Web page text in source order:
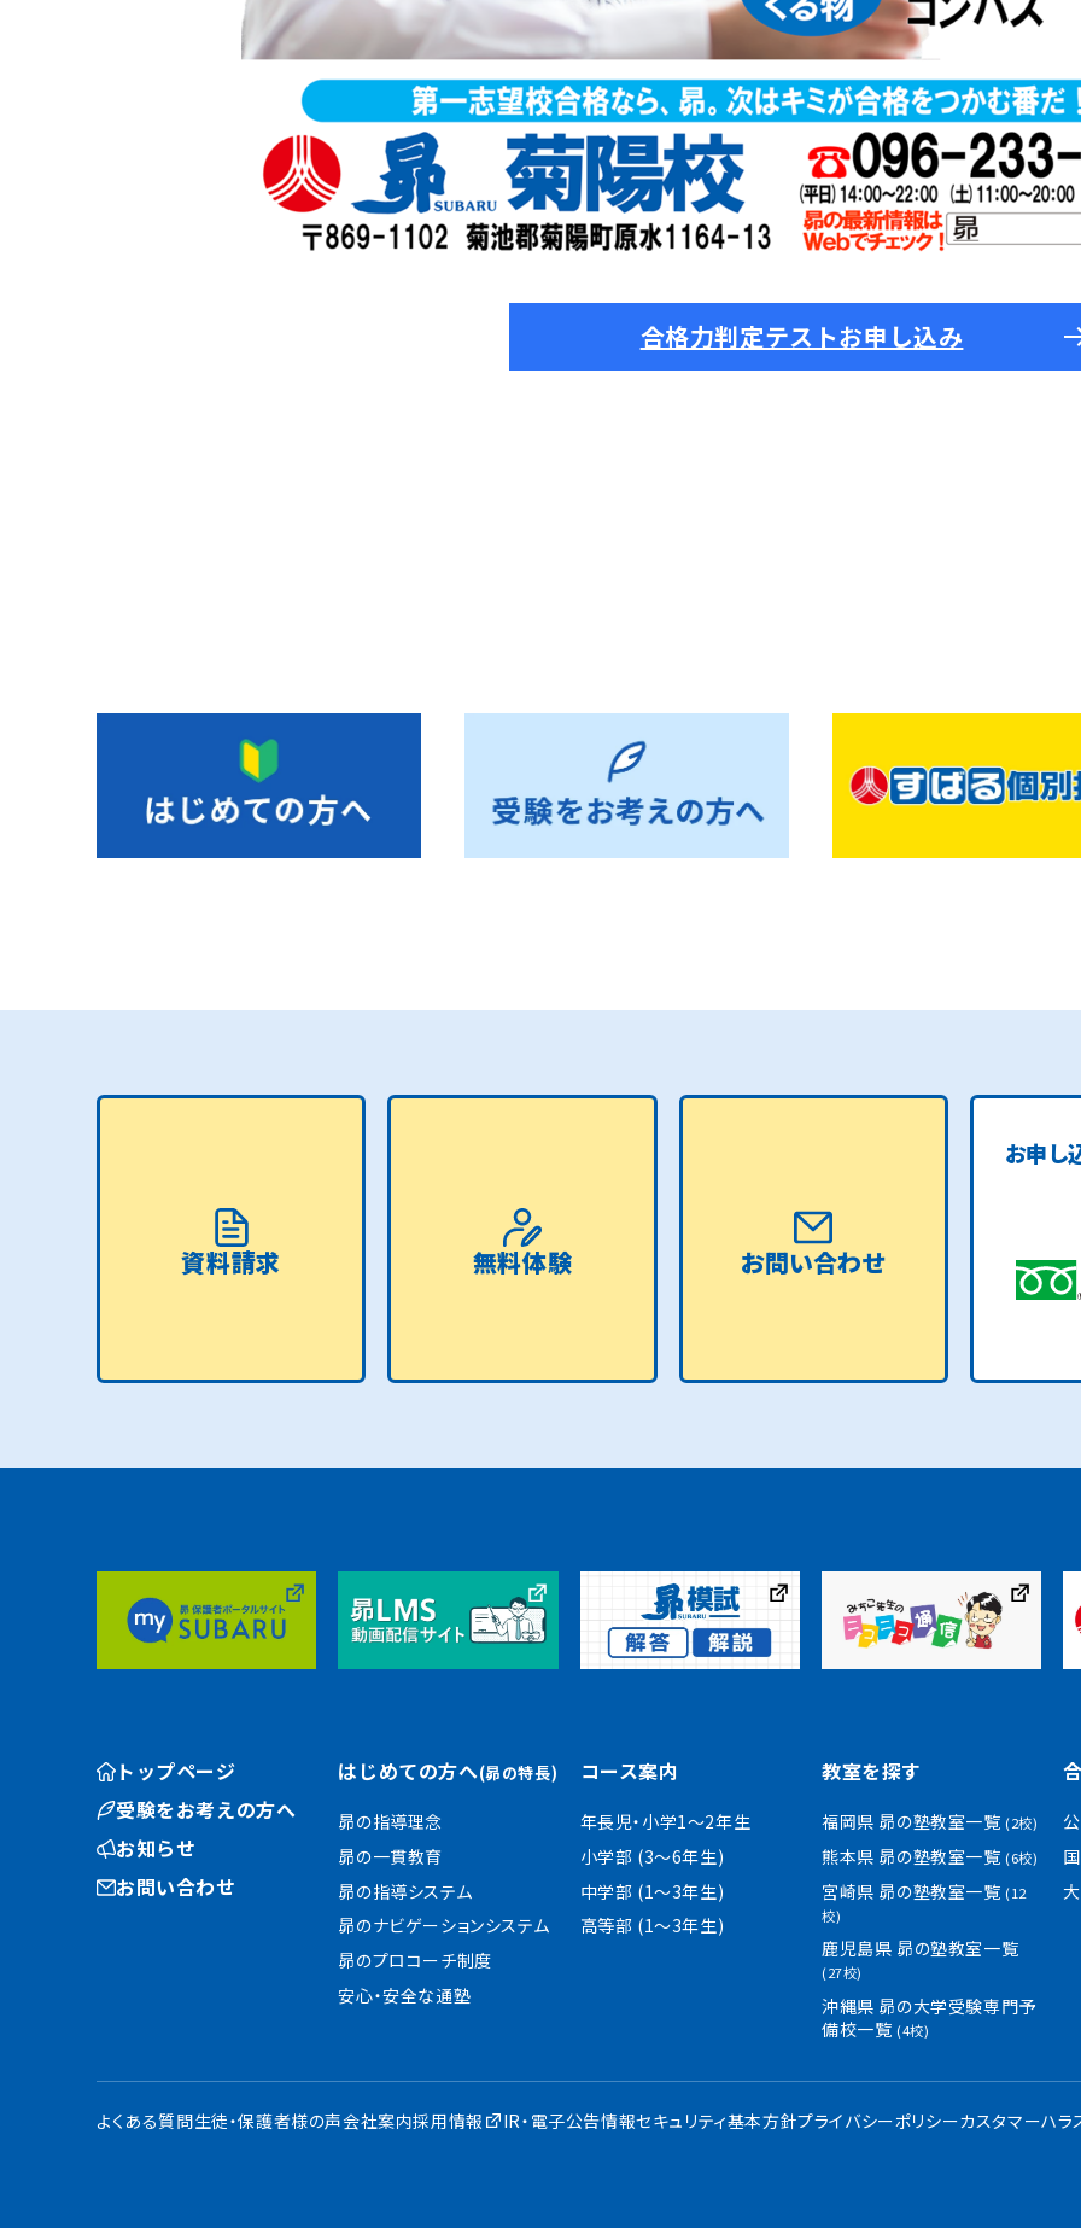
合格力判定テストお申し込み
資料請求 無料体験 お問い合わせ
お申し
トップページ
受験をお考えの方へ
お知らせ
お問い合わせ
はじめての方へ(昴の特長)
昴の指導理念
昴の一貫教育
昴の指導システム
昴のナビゲーションシステム
昴のプロコーチ制度
安心・安全な通塾
コース案内
年長児・小学1〜2年生
小学部 (3〜6年生)
中学部 (1〜3年生)
高等部 (1〜3年生)
教室を探す
福岡県 昴の塾教室一覧(2校)
熊本県 昴の塾教室一覧(6校)
宮崎県 昴の塾教室一覧(12
校)
鹿児島県 昴の塾教室一覧
(27校)
沖縄県 昴の大学受験専門予
備校一覧 (4校)
よくある質問生徒・保護者様の声会社案内採用情報 IR・電子公告情報セキュリティ基本方針プライバシーポリシーカスタマーハ